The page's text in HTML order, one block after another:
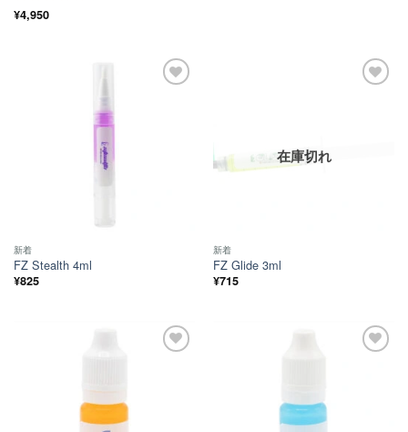
5段階中
¥4,950
新着
FZ Stealth 4ml
¥825
在庫切れ
新着
FZ Glide 3ml
¥715